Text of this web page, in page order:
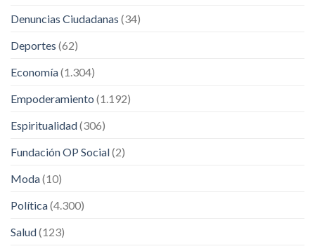
Denuncias Ciudadanas (34)
Deportes (62)
Economía(1.304)
Empoderamiento (1.192)
Espiritualidad(306)
Fundación OP Social(2)
Moda(10)
Política(4.300)
Salud(123)